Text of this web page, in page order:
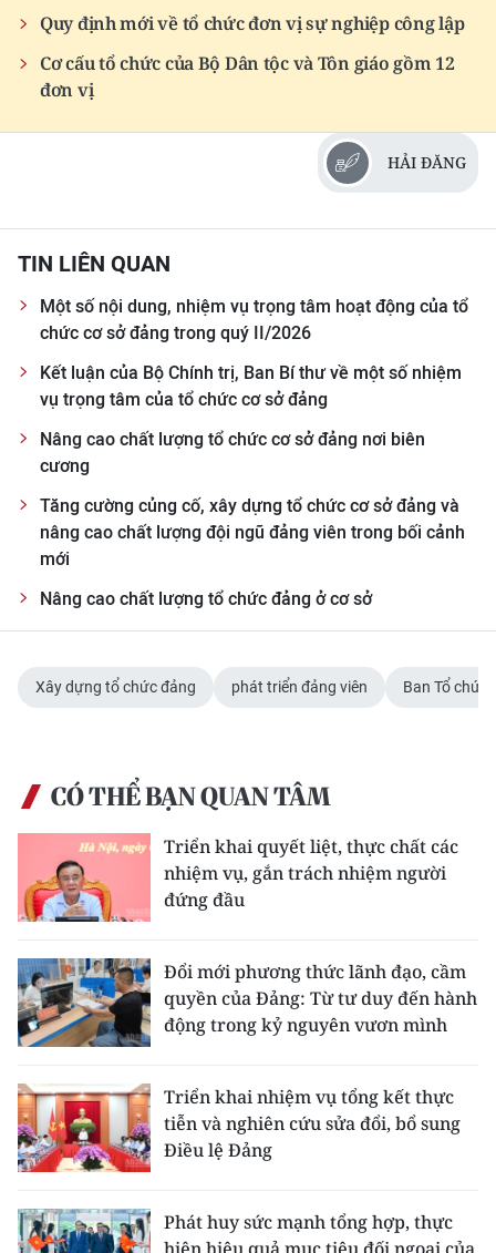
Quy định mới về tổ chức đơn vị sự nghiệp công lập
Cơ cấu tổ chức của Bộ Dân tộc và Tôn giáo gồm 12
đơn vị
HẢI ĐĂNG
TIN LIÊN QUAN
Một số nội dung, nhiệm vụ trọng tâm hoạt động của tổ
chức cơ sở đảng trong quý II/2026
Kết luận của Bộ Chính trị, Ban Bí thư về một số nhiệm
vụ trọng tâm của tổ chức cơ sở đảng
Nâng cao chất lượng tổ chức cơ sở đảng nơi biên
cương
Tăng cường củng cố, xây dựng tổ chức cơ sở đảng và
nâng cao chất lượng đội ngũ đảng viên trong bối cảnh
mới
Nâng cao chất lượng tổ chức đảng ở cơ sở
Xây dựng tổ chức đảng phát triển đảng viên Ban Tổ chức
CÓ THỂ BẠN QUAN TÂM
Triển khai quyết liệt, thực chất các
nhiệm vụ, gắn trách nhiệm người
đứng đầu
Đổi mới phương thức lãnh đạo, cầm
quyền của Đảng: Từ tư duy đến hành
động trong kỷ nguyên vươn mình
Triển khai nhiệm vụ tổng kết thực
tiễn và nghiên cứu sửa đổi, bổ sung
Điều lệ Đảng
Phát huy sức mạnh tổng hợp, thực